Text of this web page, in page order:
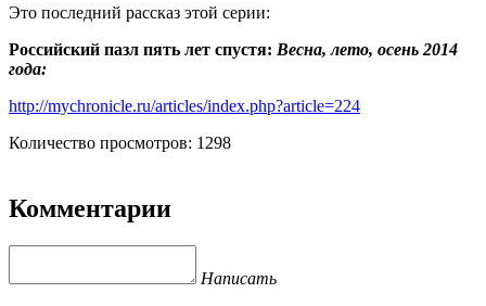
Это последний рассказ этой серии:
Российский пазл пять лет спустя: Весна, лето, осень 2014
года:
http://mychronicle.ru/articles/index.php?article=224
Количество просмотров: 1298
Комментарии
Написать